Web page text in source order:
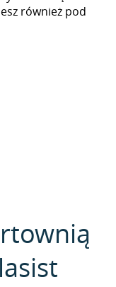
również pod